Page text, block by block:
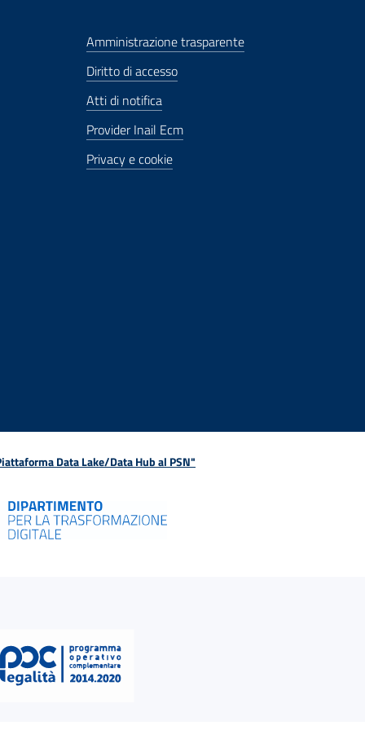
Amministrazione trasparente
Diritto di accesso
Atti di notifica
Provider Inail Ecm
Privacy e cookie
Data Lake/Data Hub al PSN"